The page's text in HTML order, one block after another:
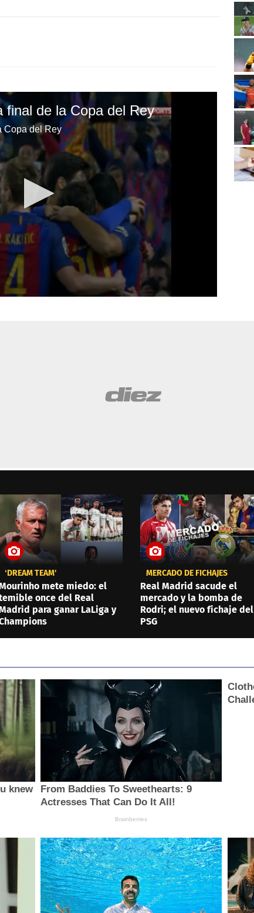
final de la Copa del Rey
Copa del Rey
‘DREAM TEAM'
mete miedo: el
once del Real
para ganar LaLiga y
MERCADO DE FICHAJES
Real Madrid sacude el
mercado y la bomba de
Rodri; el nuevo fichaje del
PSG